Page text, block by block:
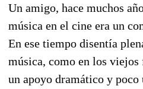
Un amigo, hace muchos
música en el cine era un
En ese tiempo disentía
música, como en los
un apoyo dramático y